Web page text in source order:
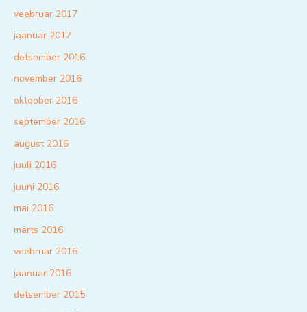
veebruar 2017
jaanuar 2017
detsember 2016
november 2016
oktoober 2016
september 2016
august 2016
juuli 2016
juuni 2016
mai 2016
märts 2016
veebruar 2016
jaanuar 2016
detsember 2015